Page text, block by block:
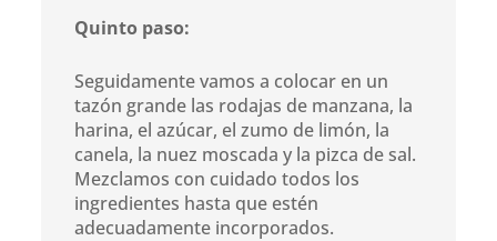
Quinto paso:
Seguidamente vamos a colocar en un
tazón grande las rodajas de manzana, la
harina, el azúcar, el zumo de limón, la
canela, la nuez moscada y la pizca de sal.
Mezclamos con cuidado todos los
ingredientes hasta que estén
adecuadamente incorporados.